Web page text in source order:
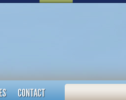
CONTACT